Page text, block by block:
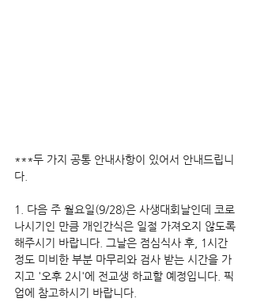
***두 가지 공통 안내사항이 있어서 안내드립니
다.
1. 다음 주 월요일(9/28)은 사생대회날인데 코로
나시기인 만큼 개인간식은 일절 가져오지 않도록
해주시기 바랍니다. 그날은 점심식사 후, 1시간
정도 미비한 부분 마무리와 검사 받는 시간을 가
지고 '오후 2시'에 전교생 하교할 예정입니다. 픽
업에 참고하시기 바랍니다.